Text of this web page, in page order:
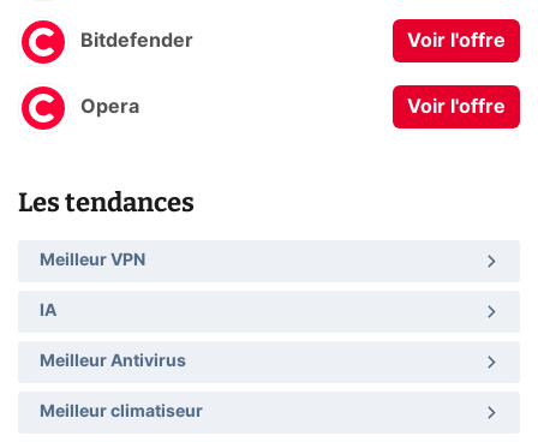
Bitdefender Voir l'offre
Opera Voir l'offre
Les tendances
Meilleur VPN
IA
Meilleur Antivirus
Meilleur climatiseur